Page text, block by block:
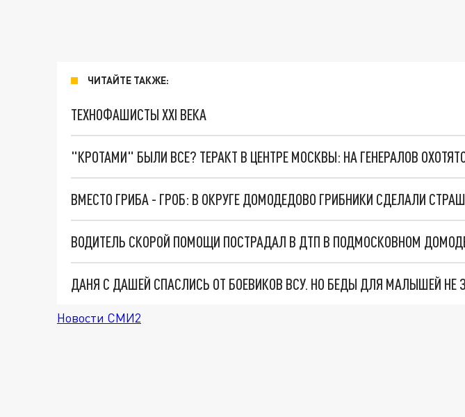
ЧИТАЙТЕ ТАКЖЕ:
ТЕХНОФАШИСТЫ XXI ВЕКА
"КРОТАМИ" БЫЛИ ВСЕ? ТЕРАКТ В ЦЕНТРЕ МОСКВЫ: НА ГЕНЕРАЛОВ
ВМЕСТО ГРИБА - ГРОБ: В ОКРУГЕ ДОМОДЕДОВО ГРИБНИКИ СДЕЛАЛИ
ВОДИТЕЛЬ СКОРОЙ ПОМОЩИ ПОСТРАДАЛ В ДТП В ПОДМОСКОВНОМ
ДАНЯ С ДАШЕЙ СПАСЛИСЬ ОТ БОЕВИКОВ ВСУ. НО БЕДЫ ДЛЯ МАЛЫШЕЙ НЕ
Новости СМИ2